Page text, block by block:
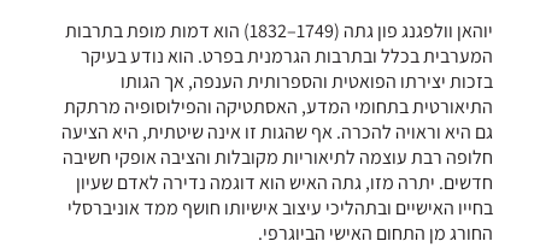
יוהאן וולפגנג פון גתה (1749–1832) הוא דמות מופת בתרבות
המערבית בכלל ובתרבות הגרמנית בפרט. הוא נודע בעיקר
בזכות יצירתו הפואטית והספרותית הענפה, אך הגותו
התיאורטית בתחומי המדע, האסתטיקה והפילוסופיה מרתקת
גם היא וראויה להכרה. אף שהגות זו אינה שיטתית, היא הציעה
חלופה רבת עוצמה לתיאוריות מקובלות והציבה אופקי חשיבה
חדשים. יתרה מזו, גתה האיש הוא דוגמה נדירה לאדם שעיון
בחייו האישיים ובתהליכי עיצוב אישיותו חושף ממד אוניברסלי
החורג מן התחום האישי הביוגרפי.